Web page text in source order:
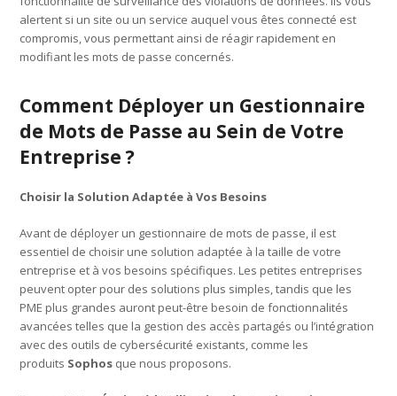
alertent si un site ou un service auquel vous êtes connecté est
compromis, vous permettant ainsi de réagir rapidement en
modifiant les mots de passe concernés.
Comment Déployer un Gestionnaire
de Mots de Passe au Sein de Votre
Entreprise ?
Choisir la Solution Adaptée à Vos Besoins
Avant de déployer un gestionnaire de mots de passe, il est
essentiel de choisir une solution adaptée à la taille de votre
entreprise et à vos besoins spécifiques. Les petites entreprises
peuvent opter pour des solutions plus simples, tandis que les
PME plus grandes auront peut-être besoin de fonctionnalités
avancées telles que la gestion des accès partagés ou l’intégration
avec des outils de cybersécurité existants, comme les
produits Sophos que nous proposons.